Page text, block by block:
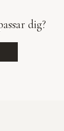
dig?